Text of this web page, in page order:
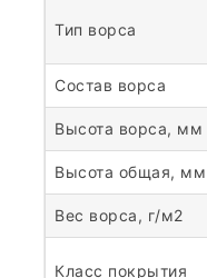
Тип ворса
Состав ворса
Высота ворса, мм
Высота общая, мм
Вес ворса, г/м2
Класс покрытия